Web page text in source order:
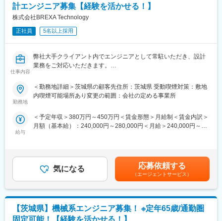
■働く環境/当社の特徴：
・全社月平均残業時間：20時間程度
・年休：123日程度
・定年：65歳となっており、その後も１年更新での契約社員とし
てご活躍いただけます。
は、会社が全額負担します。家賃補助の金額に関して、6万円（家
賃＋共益費）の物件を上限として半分を支給いたします。他にも
■福利厚生「SS&CU制度」：
エンジニア（技術社員）を対象に、キャリアチェンジを支援する
アを形成し、可能性を広げることが可能です。シフトしたことに
よって上がった派遣料金が一定基準を超えた場合、給与に還元し
ております。
変更の範囲：会社の定める業務
計エンジニア募集【経験を活かせる！】
株式会社BREXA Technology
正社員 5名以上採用
仕事内容
弊社大手クライアント内でエンジニアとして常駐いただき、設計
業務をご対応いただきます。
ト内でのスキルアップやマネジメント等も想定をしているプロジ
ェクトとなります。
時間程度／定年65歳・エンジニア定着率90％以上長期就業環境あ
り~
担当製品の概要：エスカレーター及び動く歩道
【想定業務内容】
(1)新規設置及び準撤去エスカレーターの設計
（1）-1：エスカレーター及び動く歩道のトラスフレーム(床下に
潜っている部分)の設計
（2）-1：トラスフレームの機械設計・製図および部品手配業務
(2)リニューアルエスカレーターの設計
勤務地
＜勤務地詳細＞茨城県の顧客先住所：茨城県 受動喫煙対策：敷地
内喫煙可能場所あり変更の範囲：会社の定める事業所
給与
＜予定年収＞380万円～450万円＜賃金形態＞月給制＜賃金内訳＞
月額（基本給）：240,000円～280,000円＜月給＞240,000円～
の金額であり、選考を通じて上下する可能性があります。月給(月
額)は固定手当を含めた表記です。
気になる 応募依頼する
（エージェントサービス）
【茨城県】機械系エンジニア募集！ ※定年65歳/通勤圏
固定可能！【経験を活かせる！】